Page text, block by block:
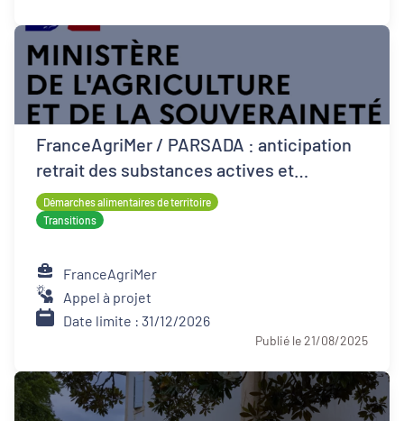
FranceAgriMer / PARSADA : anticipation
retrait des substances actives et
techniques alternatives pour les cultures
Démarches alimentaires de territoire
Transitions
FranceAgriMer
Appel à projet
Date limite : 31/12/2026
Publié le 21/08/2025